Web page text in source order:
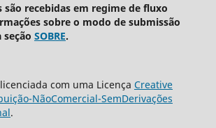
são recebidas em regime de fluxo
sobre o modo de submissão
seção SOBRE.
com uma Licença Creative
NãoComercial-SemDerivações
.